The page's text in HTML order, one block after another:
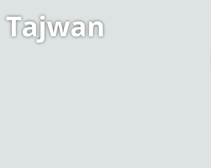
Tajwan